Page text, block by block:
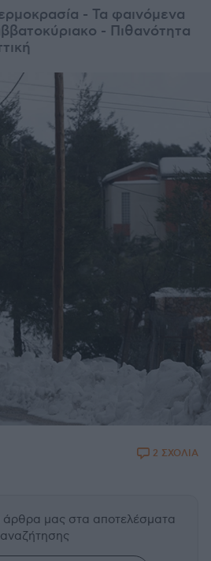
- Τα φαινόμενα
- Πιθανότητα
2 ΣΧΟΛΙΑ
άρθρα μας στα αποτελέσματα
αναζήτησης